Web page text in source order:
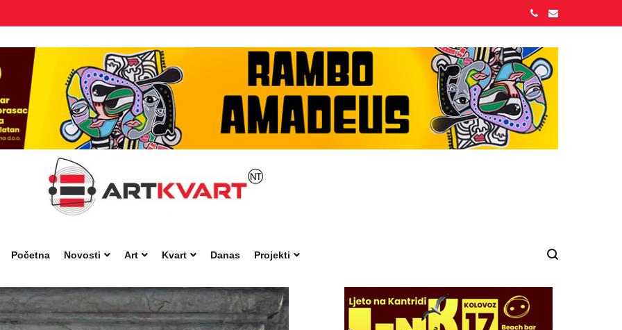
Početna
Novosti Art Kvart Danas Projekti